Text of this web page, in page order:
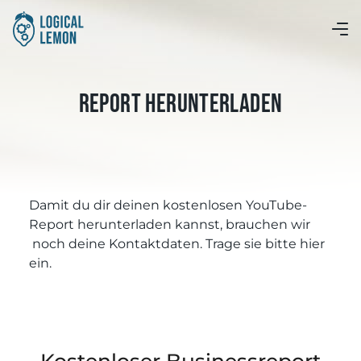
Report Herunterladen
Damit du dir deinen kostenlosen YouTube-
Report herunterladen kannst, brauchen wir
noch deine Kontaktdaten. Trage sie bitte hier
ein.